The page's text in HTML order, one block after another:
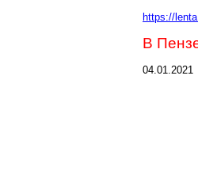
https://
В
04.01.2021